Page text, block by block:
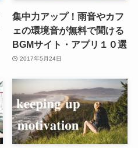
集中力アップ！雨音やカフ
ェの環境音が無料で聞ける
BGMサイト・アプリ１０選
2017年5月24日